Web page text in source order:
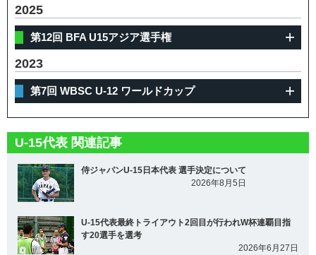
2025
第12回 BFA U15アジア選手権
2023
第7回 WBSC U-12 ワールドカップ
U-15代表 関連記事
侍ジャパンU-15日本代表 選手決定について
2026年8月5日
U-15代表最終トライアウト2回目が行われW杯連覇目指
す20選手を選考
2026年6月27日